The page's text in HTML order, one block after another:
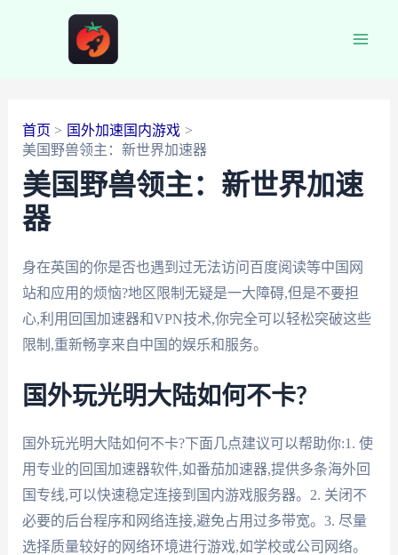
首页
国外加速国内游戏
美国野兽领主：新世界加速器
美国野兽领主：新世界加速
器
身在英国的你是否也遇到过无法访问百度阅读等中国网
站和应用的烦恼?地区限制无疑是一大障碍,但是不要担
心,利用回国加速器和VPN技术,你完全可以轻松突破这些
限制,重新畅享来自中国的娱乐和服务。
国外玩光明大陆如何不卡?
国外玩光明大陆如何不卡?下面几点建议可以帮助你:1. 使
用专业的回国加速器软件,如番茄加速器,提供多条海外回
国专线,可以快速稳定连接到国内游戏服务器。2. 关闭不
必要的后台程序和网络连接,避免占用过多带宽。3. 尽量
选择质量较好的网络环境进行游戏,如学校或公司网络。